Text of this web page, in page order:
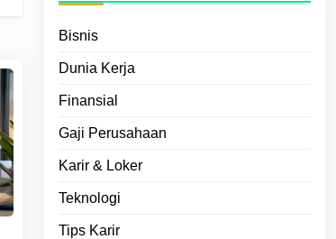
Bisnis
Dunia Kerja
Finansial
Gaji Perusahaan
Karir & Loker
Teknologi
Tips Karir